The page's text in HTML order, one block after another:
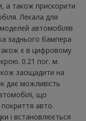
а також прискорити
Лекала для
автомобілів
заднього бампера
є в цифровому
0.21 пог. м.
заощадити на
дає можливість
що
авто.
і встановлюється